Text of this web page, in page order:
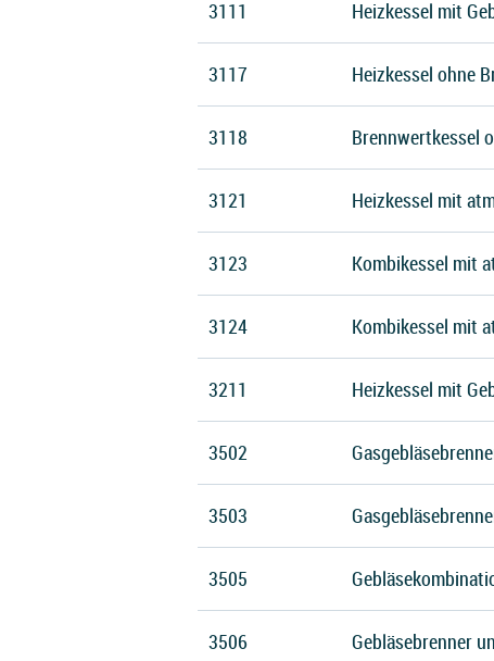
3111 Heizkessel mit
3117 Heizkessel ohne
3118 Brennwertkessel
3121 Heizkessel mit
3123 Kombikessel mit
3124 Kombikessel mit
3211 Heizkessel mit
3502
3503
3505
3506 Gebläsebrenner